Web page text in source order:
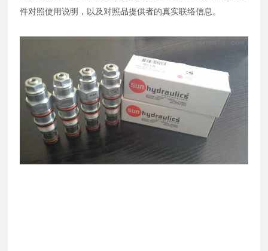
件对照使用说明，以及对照品提供者的真实联络信息。